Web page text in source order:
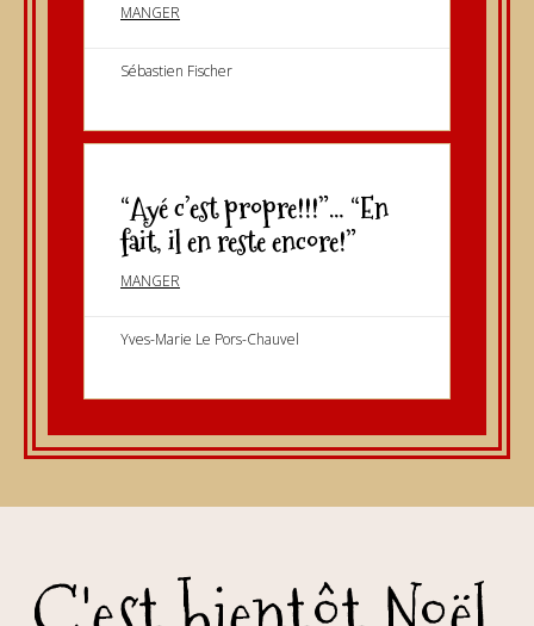
MANGER
Sébastien Fischer
“Ayé c’est propre!!!”… “En
fait, il en reste encore!”
MANGER
Yves-Marie Le Pors-Chauvel